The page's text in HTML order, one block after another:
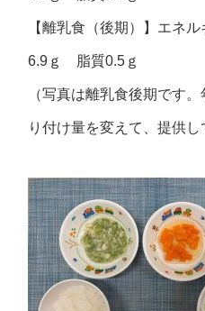
【離乳食（後期）】エネ
6.9ｇ 脂質0.5ｇ
（写真は離乳食後期です
り付け量を変えて、提供し